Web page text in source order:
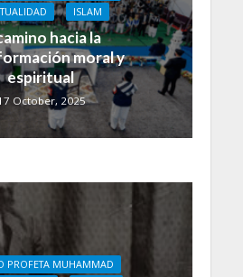
ISLAM
hacia la
moral y
espiritual
October, 2025
PROFETA MUHAMMAD